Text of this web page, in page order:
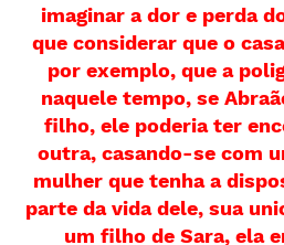
imaginar a dor e perda
que considerar que o
por exemplo, que a
naquele tempo, se
filho, ele poderia ter
outra, casando-se com
mulher que tenha a
parte da vida dele, sua
um filho de Sara, ela